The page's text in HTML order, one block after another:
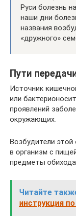
Руси болезнь
наши дни
названия
«дружного»
Пути
Источник
или
проявлений
окружающих.
Возбудители
в организм с
предметы
Читайте
инструкция